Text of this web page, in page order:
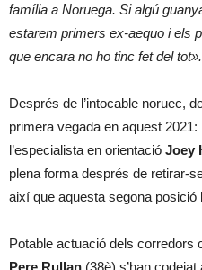
família a Noruega. Si algú
estarem primers ex-aequo i els
que encara no ho tinc fet del tot».
Després de l’intocable noruec,
primera vegada en aquest 2021:
l’especialista en orientació Joey
plena forma després de retirar-
així que aquesta segona posició
Potable actuació dels corredors
Pere Rullan (38è) s’han